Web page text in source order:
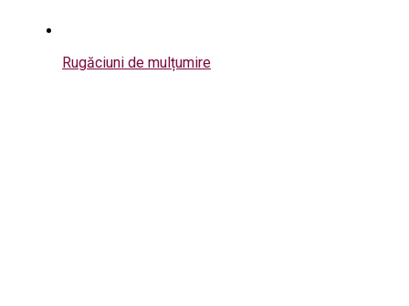
Rugăciuni de mulțumire